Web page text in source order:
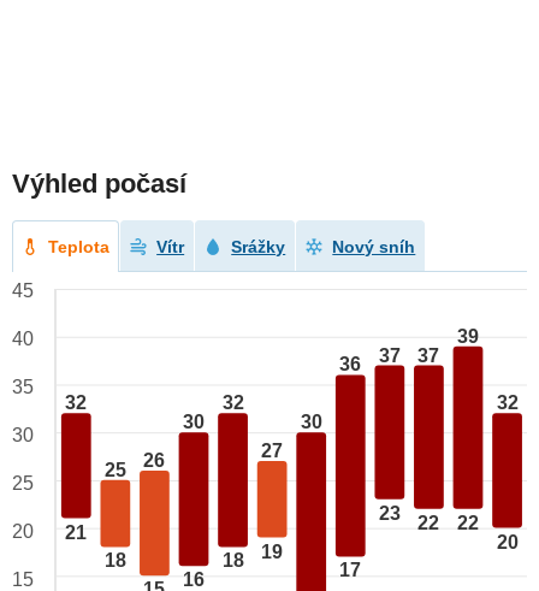
Výhled počasí
Teplota Vítr Srážky Nový sníh
32
21
25
18
26
30
16
32
18
27
19
30
36
17
37
23
37
22
39
22
32
20
45
40
35
30
25
20
15